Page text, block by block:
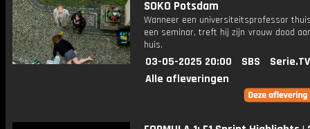
SOKO Potsdam
Wanneer een universiteitsprofessor
een seminar, treft hij zijn vrouw dood
huis.
03-05-2025 20:00 SBS
Serie.TV
Alle afleveringen